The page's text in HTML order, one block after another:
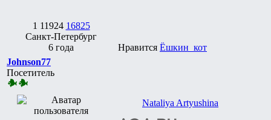
1 11924 16825
Санкт-Петербург
6 года
Нравится Ёшкин_кот
Johnson77
Посетитель
Nataliya Artyushina